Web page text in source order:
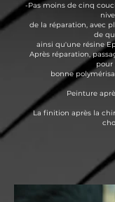
-Pas moins de cinq
de la réparation, avec
de
ainsi qu'une résine
Après réparation,
pour
bonne
Peinture
La finition après la